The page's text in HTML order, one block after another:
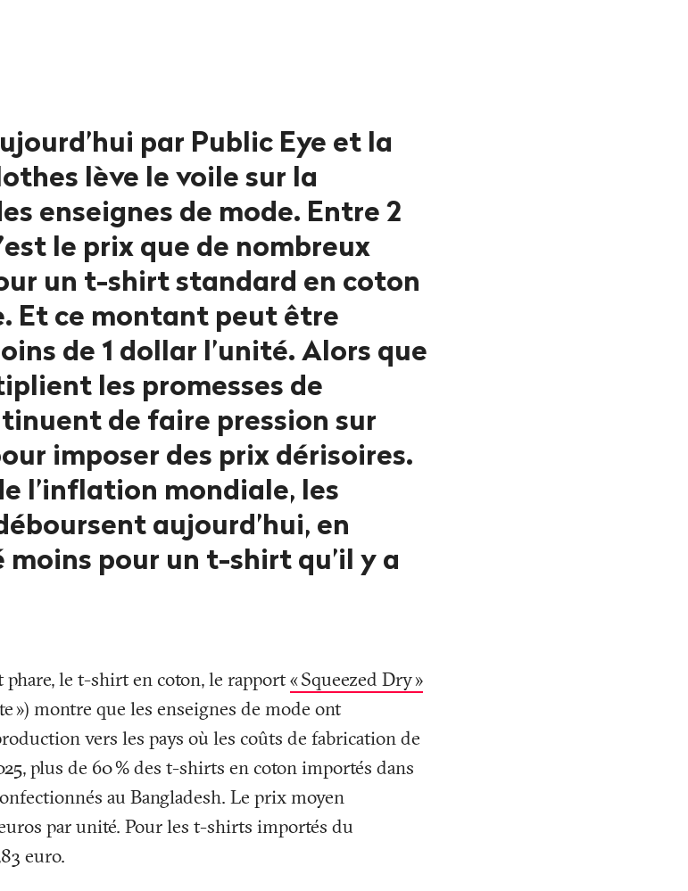
par Public Eye et la
lève le voile sur la
enseignes de mode. Entre 2
le prix que de nombreux
un t-shirt standard en coton
Et ce montant peut être
de 1 dollar l’unité. Alors que
les promesses de
de faire pression sur
imposer des prix dérisoires.
l’inflation mondiale, les
aujourd’hui, en
pour un t-shirt qu’il y a
le t-shirt en coton, le rapport«Squeezed Dry»
») montre que les enseignes de mode ont
vers les pays où les coûts de fabrication de
plus de 60% des t-shirts en coton importés dans
au Bangladesh. Le prix moyen
par unité. Pour les t-shirts importés du
euro.